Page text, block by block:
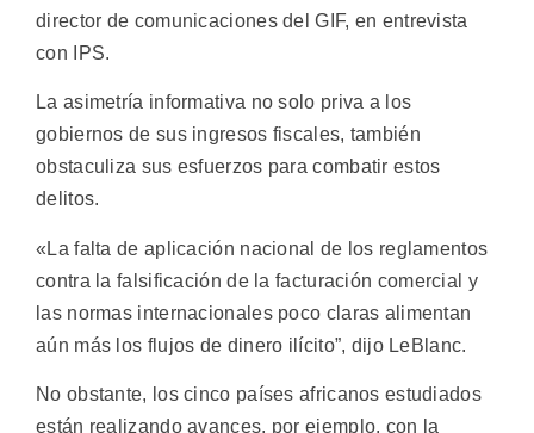
director de comunicaciones del GIF, en entrevista
con IPS.
La asimetría informativa no solo priva a los
gobiernos de sus ingresos fiscales, también
obstaculiza sus esfuerzos para combatir estos
delitos.
«La falta de aplicación nacional de los reglamentos
contra la falsificación de la facturación comercial y
las normas internacionales poco claras alimentan
aún más los flujos de dinero ilícito”, dijo LeBlanc.
No obstante, los cinco países africanos estudiados
están realizando avances, por ejemplo, con la